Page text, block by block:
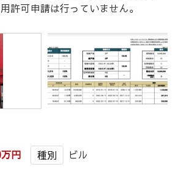
許可申請は行っていません。
1/1
円 種別 ビル